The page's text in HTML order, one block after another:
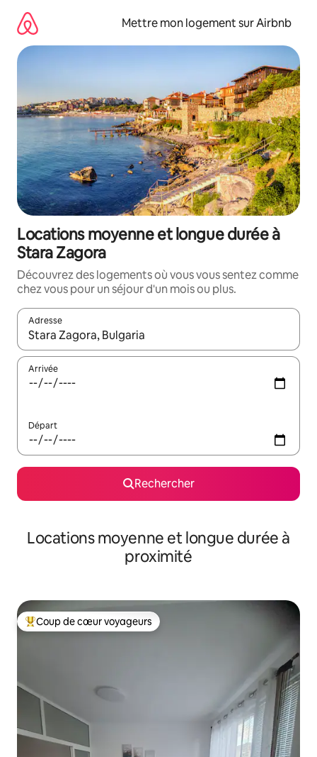
directement
contenu
Mettre mon logement sur Airbnb
Locations moyenne et longue durée à
Stara Zagora
Découvrez des logements où vous vous sentez comme
chez vous pour un séjour d'un mois ou plus.
Adresse
Lorsque les résultats s'affichent, utilisez les flèches vers le
Arrivée
Départ
Rechercher
Locations moyenne et longue durée à
proximité
Coups de cœur voyageurs les plus appréciés
Coup de cœur voyageurs